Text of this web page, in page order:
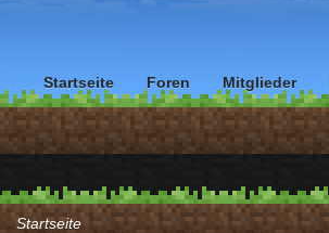
Startseite
Startseite Foren Mitglieder